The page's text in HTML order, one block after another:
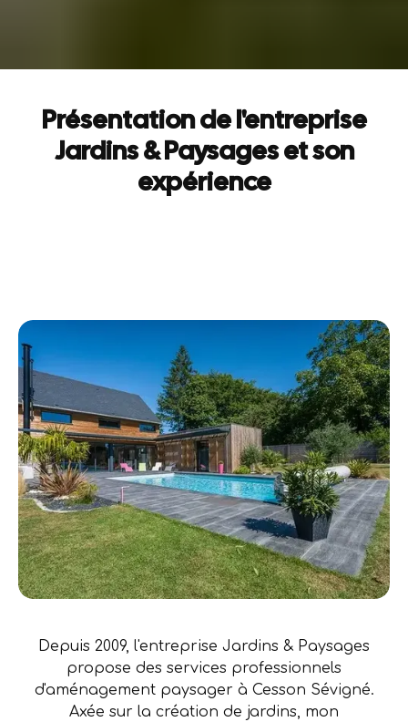
Présentation de l'entreprise
Jardins & Paysages et son
expérience
Depuis 2009, l'entreprise Jardins & Paysages
propose des services professionnels
d'aménagement paysager à Cesson Sévigné.
Axée sur la création de jardins, mon